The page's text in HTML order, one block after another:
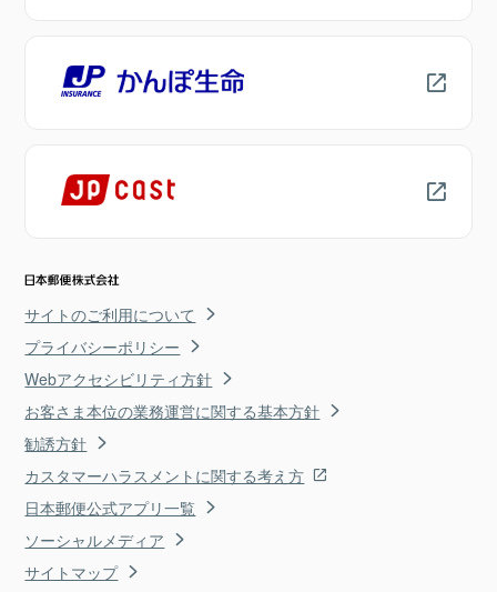
サイトのご利用について
プライバシーポリシー
Webアクセシビリティ方針
お客さま本位の業務運営に関する基本方針
勧誘方針
カスタマーハラスメントに関する考え方
日本郵便公式アプリ一覧
ソーシャルメディア
サイトマップ